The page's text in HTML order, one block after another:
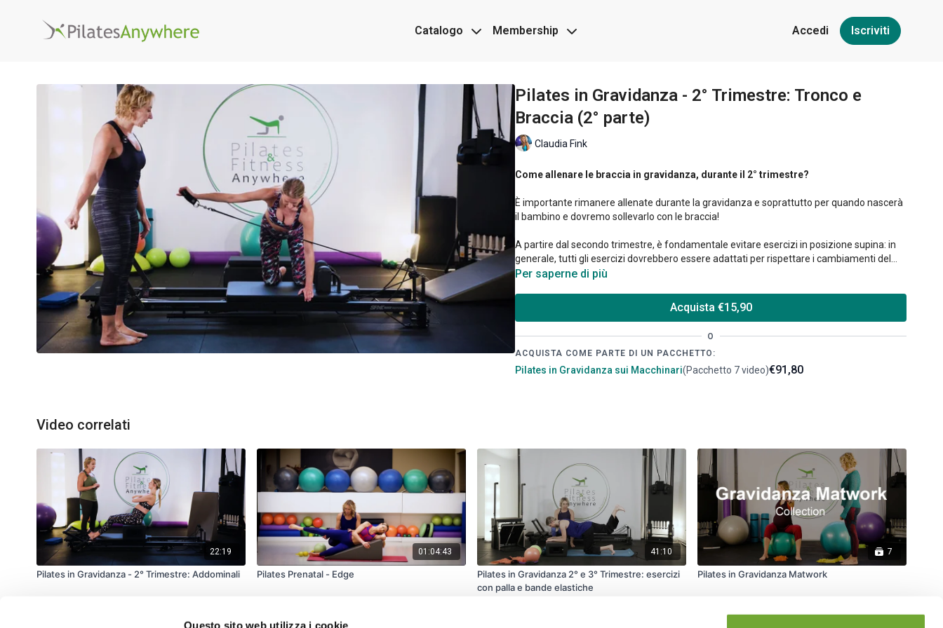
Questo sito web utilizza i cookie
Catalogo Membership Accedi Iscriviti
Pilates in Gravidanza - 2° Trimestre: Tronco e
Braccia (2° parte)
Claudia Fink
Come allenare le braccia in gravidanza, durante il 2° trimestre?
È importante rimanere allenate durante la gravidanza e soprattutto per quando nascerà
il bambino e dovremo sollevarlo con le braccia!
A partire dal secondo trimestre, è fondamentale evitare esercizi in posizione supina: in
generale, tutti gli esercizi dovrebbero essere adattati per rispettare i cambiamenti del
corpo, concentrandosi su movimenti che rafforzano le braccia e migliorano la postura.
Per saperne di più
Acquista €15,90
O
ACQUISTA COME PARTE DI UN PACCHETTO:
Pilates in Gravidanza sui Macchinari(Pacchetto 7 video)€91,80
Video correlati
22:19
Pilates in Gravidanza - 2° Trimestre: Addominali
01:04:43
Pilates Prenatal - Edge
41:10
Pilates in Gravidanza 2° e 3° Trimestre: esercizi
con palla e bande elastiche
7
Pilates in Gravidanza Matwork